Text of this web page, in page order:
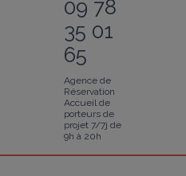
09 78
35 01
65
Agence de
Réservation
Accueil de
porteurs de
projet 7/7j de
9h à 20h